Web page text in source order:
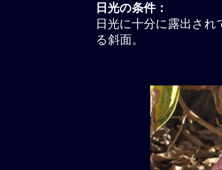
日光の条件：
日光に十分に露出さ
る斜面。